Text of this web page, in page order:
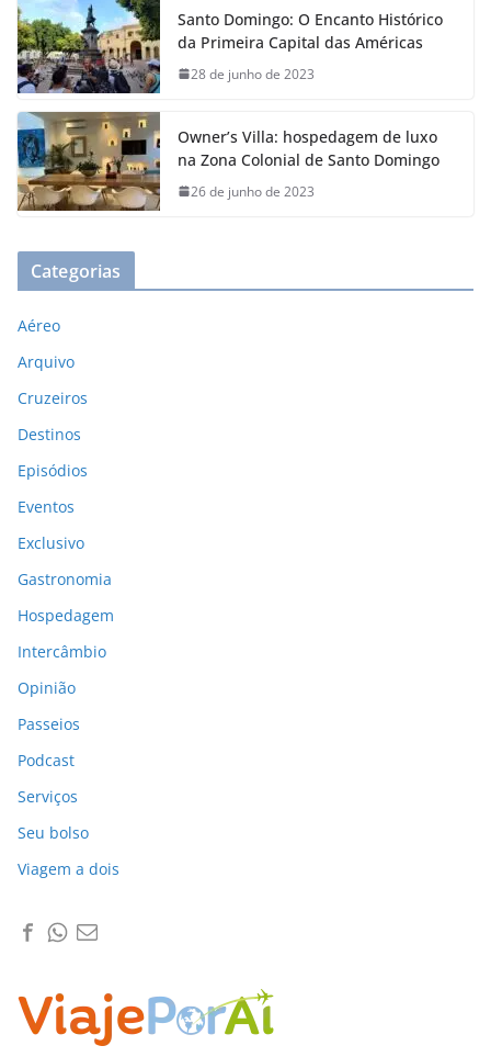
Santo Domingo: O Encanto Histórico
da Primeira Capital das Américas
28 de junho de 2023
Owner’s Villa: hospedagem de luxo
na Zona Colonial de Santo Domingo
26 de junho de 2023
Categorias
Aéreo
Arquivo
Cruzeiros
Destinos
Episódios
Eventos
Exclusivo
Gastronomia
Hospedagem
Intercâmbio
Opinião
Passeios
Podcast
Serviços
Seu bolso
Viagem a dois